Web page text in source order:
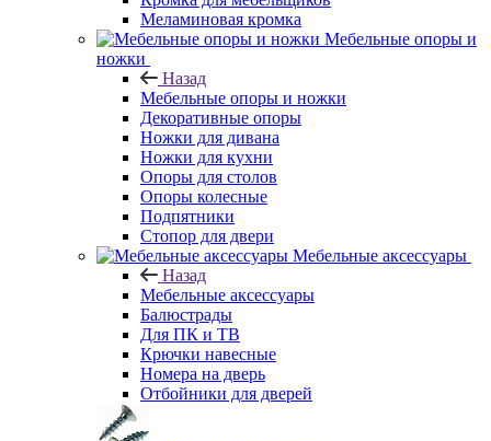
Меламиновая кромка
Мебельные опоры и
ножки
Назад
Мебельные опоры и ножки
Декоративные опоры
Ножки для дивана
Ножки для кухни
Опоры для столов
Опоры колесные
Подпятники
Стопор для двери
Мебельные аксессуары
Назад
Мебельные аксессуары
Балюстрады
Для ПК и ТВ
Крючки навесные
Номера на дверь
Отбойники для дверей